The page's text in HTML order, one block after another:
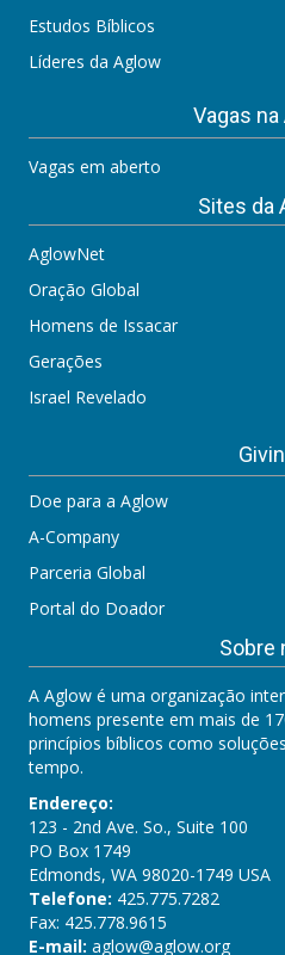
Estudos Bíblicos
Líderes da Aglow
Vagas na
Vagas em aberto
Sites da
AglowNet
Oração Global
Homens de Issacar
Gerações
Israel Revelado
Doe para a Aglow
A-Company
Parceria Global
Portal do Doador
Sobre
A Aglow é uma organização
homens presente em mais de
princípios bíblicos como
tempo.
Endereço:
123 - 2nd Ave. So., Suite 100
PO Box 1749
Edmonds, WA 98020-1749 USA
Telefone: 425.775.7282
Fax: 425.778.9615
E-mail: aglow@aglow.org